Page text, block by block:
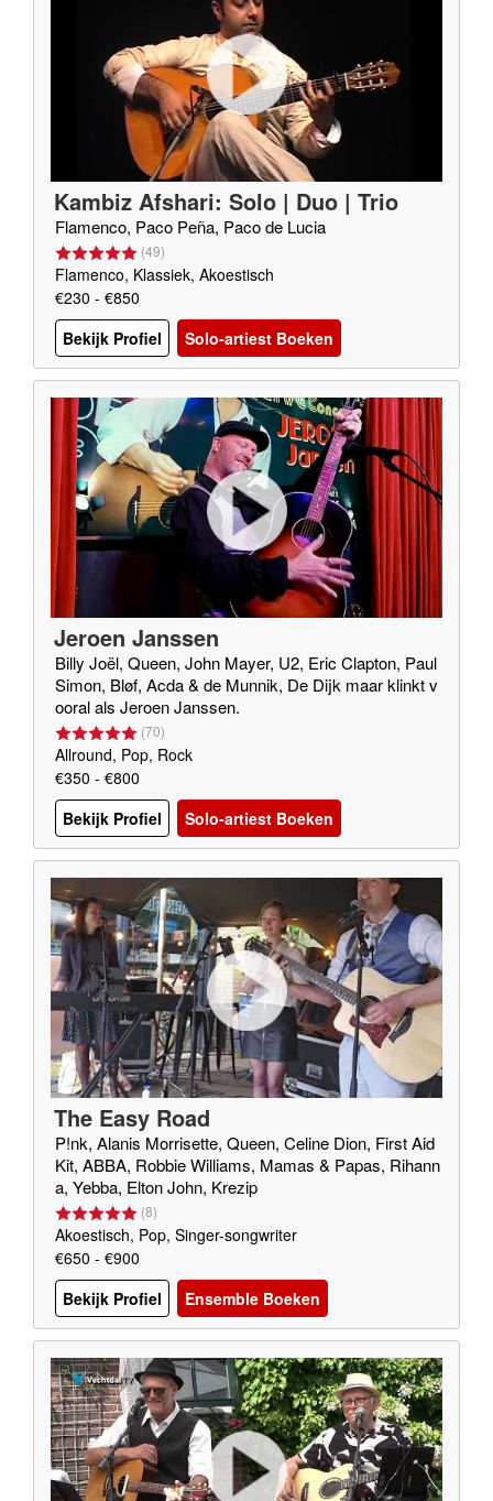
Kambiz Afshari: Solo | Duo | Trio
Flamenco, Paco Peña, Paco de Lucia
(49)
Flamenco, Klassiek, Akoestisch
€230 - €850
Bekijk Profiel
Solo-artiest Boeken
Jeroen Janssen
Billy Joël, Queen, John Mayer, U2, Eric Clapton, Paul
Simon, Bløf, Acda & de Munnik, De Dijk maar klinkt v
ooral als Jeroen Janssen.
(70)
Allround, Pop, Rock
€350 - €800
Bekijk Profiel
Solo-artiest Boeken
The Easy Road
P!nk, Alanis Morrisette, Queen, Celine Dion, First Aid
Kit, ABBA, Robbie Williams, Mamas & Papas, Rihann
a, Yebba, Elton John, Krezip
(8)
Akoestisch, Pop, Singer-songwriter
€650 - €900
Bekijk Profiel
Ensemble Boeken